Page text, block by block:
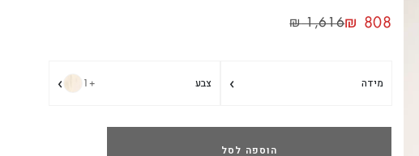
₪1,616₪ 808
מידה › צבע +1
›
הוספה לסל